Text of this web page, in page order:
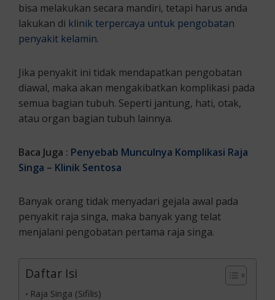
bisa melakukan secara mandiri, tetapi harus anda
lakukan di klinik terpercaya untuk pengobatan
penyakit kelamin.
Jika penyakit ini tidak mendapatkan pengobatan
diawal, maka akan mengakibatkan komplikasi pada
semua bagian tubuh. Seperti jantung, hati, otak,
atau organ bagian tubuh lainnya.
Baca Juga : Penyebab Munculnya Komplikasi Raja
Singa – Klinik Sentosa
Banyak orang tidak menyadari gejala awal pada
penyakit raja singa, maka banyak yang telat
menjalani pengobatan pertama raja singa.
Daftar Isi
Raja Singa (Sifilis)